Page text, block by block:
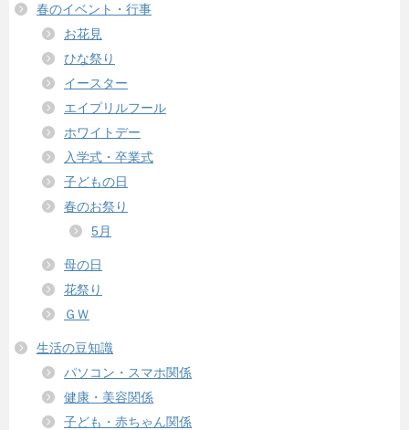
春のイベント・行事
お花見
ひな祭り
イースター
エイプリルフール
ホワイトデー
入学式・卒業式
子どもの日
春のお祭り
5月
母の日
花祭り
ＧＷ
生活の豆知識
パソコン・スマホ関係
健康・美容関係
子ども・赤ちゃん関係